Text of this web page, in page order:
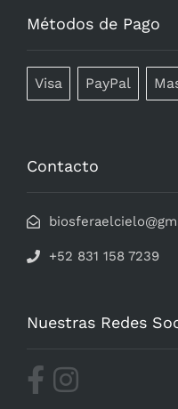
Métodos de Pago
Visa PayPal
Contacto
+52 831 158 7239
Nuestras Redes